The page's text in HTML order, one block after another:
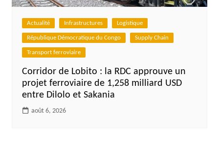
Actualité Infrastructures Logistique
République Démocratique du Congo Supply Chain
Transport ferroviaire
Corridor de Lobito : la RDC approuve un
projet ferroviaire de 1,258 milliard USD
entre Dilolo et Sakania
août 6, 2026